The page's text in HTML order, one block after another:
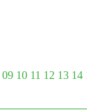
09 10 11 12 13 14